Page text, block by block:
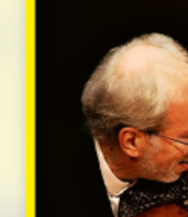
(Visual
Album)